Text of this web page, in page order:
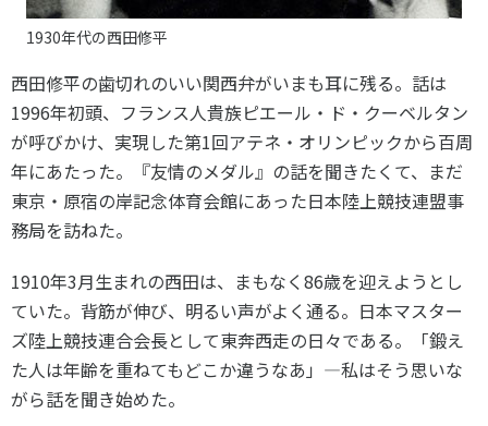
知る学ぶ
SPORT POLICY INCUBATOR ―スポーツ政策の『卵』 ―
Sport Topics
スポーツ 歴史の検証
スポーツ辞典
SSF BOOKS
1930年代の西田修平
西田修平の歯切れのいい関西弁がいまも耳に残る。話は
1996年初頭、フランス人貴族ピエール・ド・クーベルタン
が呼びかけ、実現した第1回アテネ・オリンピックから百周
年にあたった。『友情のメダル』の話を聞きたくて、まだ
東京・原宿の岸記念体育会館にあった日本陸上競技連盟事
務局を訪ねた。
1910年3月生まれの西田は、まもなく86歳を迎えようとし
ていた。背筋が伸び、明るい声がよく通る。日本マスター
ズ陸上競技連合会長として東奔西走の日々である。「鍛え
た人は年齢を重ねてもどこか違うなあ」―私はそう思いな
がら話を聞き始めた。